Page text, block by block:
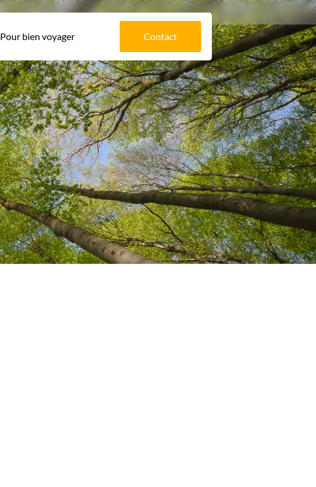
Pour bien voyager Contact